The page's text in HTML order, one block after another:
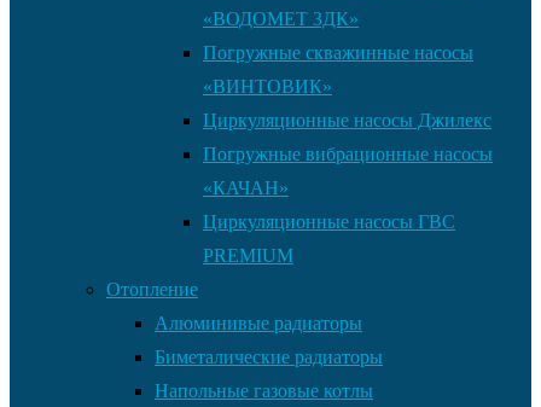
«ВОДОМЕТ 3ДК»
Погружные скважинные насосы
«ВИНТОВИК»
Циркуляционные насосы Джилекс
Погружные вибрационные насосы
«КАЧАН»
Циркуляционные насосы ГВС
PREMIUM
Отопление
Алюминивые радиаторы
Биметалические радиаторы
Напольные газовые котлы